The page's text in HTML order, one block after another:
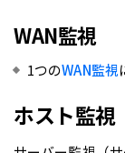
WAN監視
1つのWAN監視
ホスト監視